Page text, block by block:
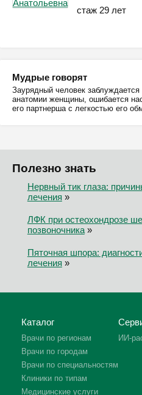
стаж 29 лет
Мудрые говорят
Заурядный человек
анатомии женщины, ошибается
его партнерша с легкостью его
Полезно знать
Нервный тик глаза:
лечения »
ЛФК при остеохондрозе
позвоночника»
Пяточная шпора:
лечения »
Каталог
Врачи по регионам
Врачи по городам
Врачи по специальностям
Клиники по типам
Медицинские услуги
ИИ-